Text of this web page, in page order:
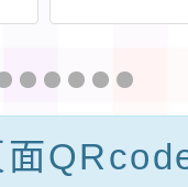
各機
員赴
門注
面